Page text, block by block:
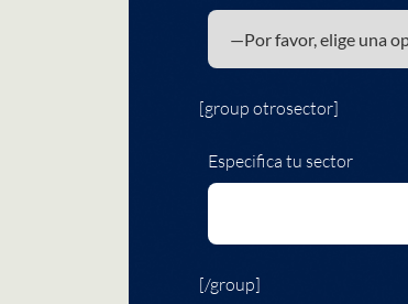
[group otrosector]
Especifica tu sector
[/group]